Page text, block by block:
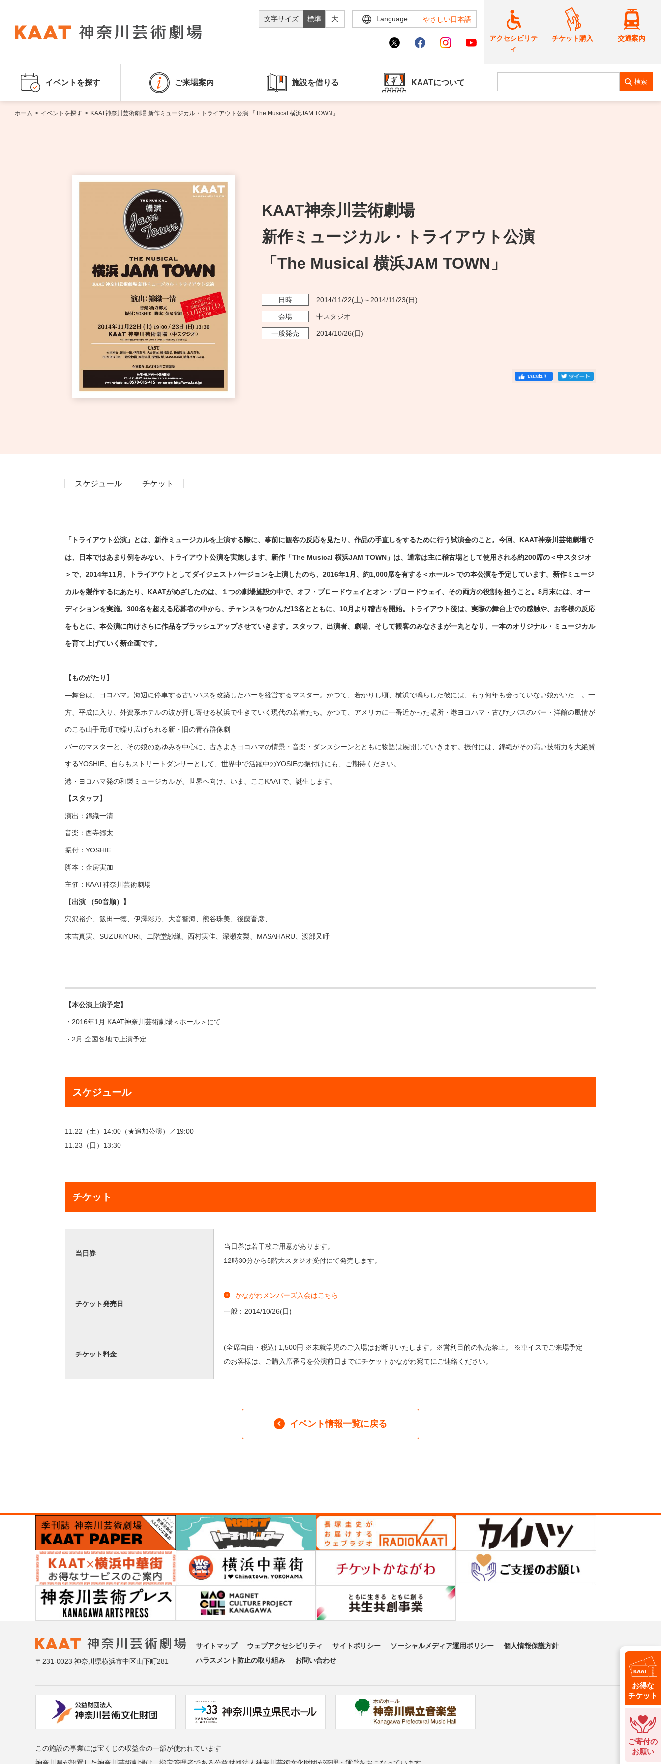
文字サイズ 標準 大 Language やさしい日本語
アクセシビリテ
ィ
チケット購入 交通案内
イベントを探す ご来場案内 施設を借りる KAATについて 検索
ホーム > イベントを探す > KAAT神奈川芸術劇場 新作ミュージカル・トライアウト公演 「The Musical 横浜JAM TOWN」
KAAT神奈川芸術劇場
新作ミュージカル・トライアウト公演
「The Musical 横浜JAM TOWN」
日時 2014/11/22(土)～ 2014/11/23(日)
会場 中スタジオ
一般発売 2014/10/26(日)
スケジュール チケット
「トライアウト公演」とは、新作ミュージカルを上演する際に、事前に観客の反応を見たり、作品の手直しをするために行う試演会のこと。今回、KAAT神奈川芸術劇場で
は、日本ではあまり例をみない、トライアウト公演を実施します。新作「The Musical 横浜JAM TOWN」は、通常は主に稽古場として使用される約200席の＜中スタジオ
＞で、2014年11月、トライアウトとしてダイジェストバージョンを上演したのち、2016年1月、約1,000席を有する＜ホール＞での本公演を予定しています。新作ミュージ
カルを製作するにあたり、KAATがめざしたのは、１つの劇場施設の中で、オフ・ブロードウェイとオン・ブロードウェイ、その両方の役割を担うこと。8月末には、オー
ディションを実施。300名を超える応募者の中から、チャンスをつかんだ13名とともに、10月より稽古を開始。トライアウト後は、実際の舞台上での感触や、お客様の反応
をもとに、本公演に向けさらに作品をブラッシュアップさせていきます。スタッフ、出演者、劇場、そして観客のみなさまが一丸となり、一本のオリジナル・ミュージカル
を育て上げていく新企画です。
【ものがたり】
―舞台は、ヨコハマ。海辺に停車する古いバスを改築したバーを経営するマスター。かつて、若かりし頃、横浜で鳴らした彼には、もう何年も会っていない娘がいた…。一
方、平成に入り、外資系ホテルの波が押し寄せる横浜で生きていく現代の若者たち。かつて、アメリカに一番近かった場所・港ヨコハマ・古びたバスのバー・洋館の風情が
のこる山手元町で繰り広げられる新・旧の青春群像劇―
バーのマスターと、その娘のあゆみを中心に、古きよきヨコハマの情景・音楽・ダンスシーンとともに物語は展開していきます。振付には、錦織がその高い技術力を大絶賛
するYOSHIE。自らもストリートダンサーとして、世界中で活躍中のYOSIEの振付けにも、ご期待ください。
港・ヨコハマ発の和製ミュージカルが、世界へ向け、いま、ここKAATで、誕生します。
【スタッフ】
演出：錦織一清
音楽：西寺郷太
振付：YOSHIE
脚本：金房実加
主催：KAAT神奈川芸術劇場
【出演 （50音順）】
穴沢裕介、飯田一徳、伊澤彩乃、大音智海、熊谷珠美、後藤晋彦、
末吉真実、SUZUKiYURi、二階堂紗織、西村実佳、深瀬友梨、MASAHARU、渡部又吁
【本公演上演予定】
・2016年1月 KAAT神奈川芸術劇場＜ホール＞にて
・2月 全国各地で上演予定
スケジュール
11.22（土）14:00（★追加公演）／19:00
11.23（日）13:30
チケット
当日券
当日券は若干枚ご用意があります。
12時30分から5階大スタジオ受付にて発売します。
チケット発売日
かながわメンバーズ入会はこちら
一般： 2014/10/26(日)
チケット料金
(全席自由・税込) 1,500円 ※未就学児のご入場はお断りいたします。※営利目的の転売禁止。 ※車イスでご来場予定
のお客様は、ご購入席番号を公演前日までにチケットかながわ宛てにご連絡ください。
イベント情報一覧に戻る
お得な
チケット
ご寄付の
お願い
〒231-0023 神奈川県横浜市中区山下町281
サイトマップ ウェブアクセシビリティ サイトポリシー ソーシャルメディア運用ポリシー
個人情報保護方針
ハラスメント防止の取り組み
お問い合わせ
この施設の事業には宝くじの収益金の一部が使われています
神奈川県が設置した神奈川芸術劇場は、指定管理者である公益財団法人神奈川芸術文化財団が管理・運営をおこなっています